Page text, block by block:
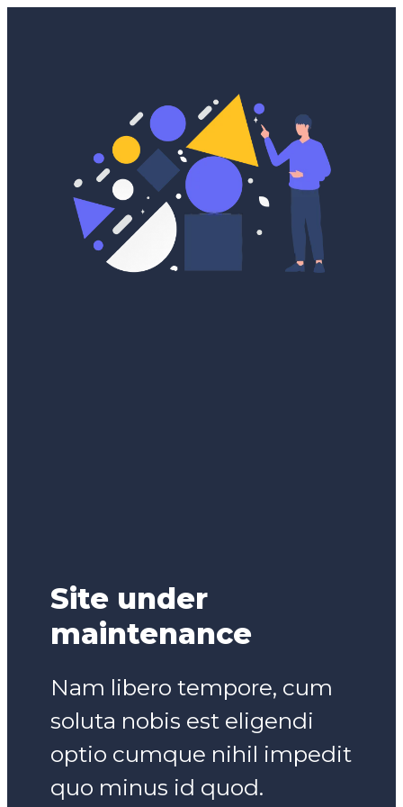
Site under
maintenance
Nam libero tempore, cum
soluta nobis est eligendi
optio cumque nihil impedit
quo minus id quod.